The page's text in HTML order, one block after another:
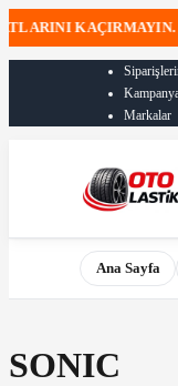
KAÇIRMAYIN. •
Markalar
Ana Sayfa
SONIC